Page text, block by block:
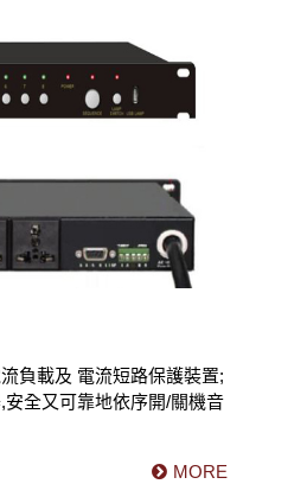
負載及 電流短路保護裝置;
全又可靠地依序開/關機音
MORE